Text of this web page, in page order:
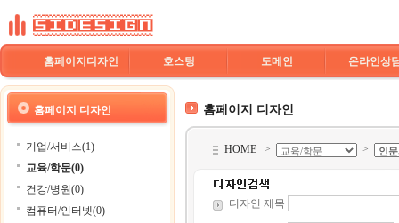
홈페이지디자인 호스팅 도메인 온라인상
홈페이지 디자인
기업/서비스(1)
교육/학문(0)
건강/병원(0)
컴퓨터/인터넷(0)
홈페이지 디자인
HOME > >
디자인 제목